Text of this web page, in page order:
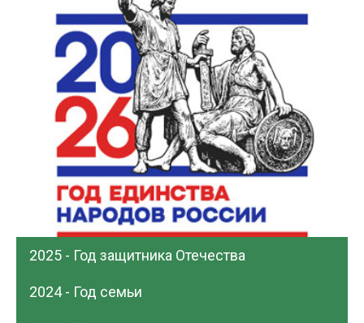
2025 - Год защитника Отечества
2024 - Год семьи